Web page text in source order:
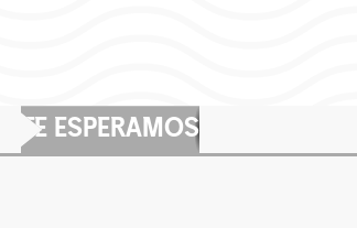
TE ESPERAMOS